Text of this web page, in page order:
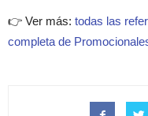
👉 Ver más: todas las
completa de